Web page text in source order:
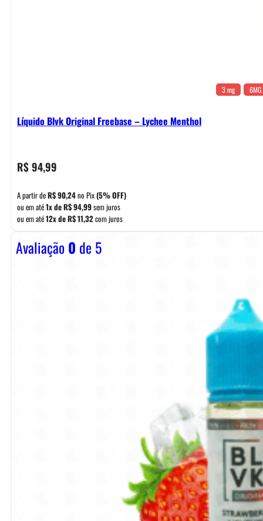
3 mg 6MG
Líquido Blvk Original Freebase – Lychee Menthol
R$94,99
A partir deR$90,24no Pix(5% OFF)
ou em até1x deR$94,99sem juros
ou em até12x deR$11,32com juros
Avaliação0 de 5